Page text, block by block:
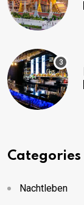
Categories
Nachtleben